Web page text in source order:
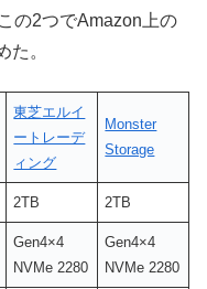
の2つでAmazon上の
た。
東芝エルイ
ートレーデ
ィング
Monster
Storage
2TB 2TB
Gen4×4
NVMe 2280
Gen4×4
NVMe 2280